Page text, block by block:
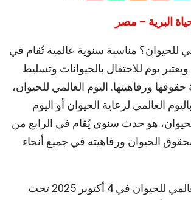
البرية – مصر
للحيوان؟ مناسبة سنوية عالمية تُقام في
ويعتبر يوم للاحتفال بالحيوانات وتسليط
ورفاهيتها. اليوم العالمي للحيوان،
العالمي لرعاية الحيوان أو اليوم
هو حدث سنوي يُقام في الرابع من
بحقوق الحيوان ورفاهيته في جميع أنحاء
ويحتفل باليوم العالمي للحيوان في 4 أكتوبر 2025 تحت